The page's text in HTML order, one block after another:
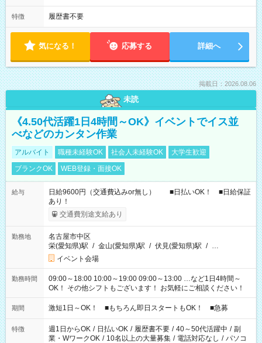
特徴 履歴書不要
気になる！ 応募する 詳細へ
掲載日：2026.08.06
未読
《4.50代活躍1日4時間～OK》イベントでイス並
べなどのカンタン作業
アルバイト 職種未経験OK 社会人未経験OK
大学生歓迎
ブランクOK
WEB登録・面接OK
給与
日給9600円（交通費込みor無し） ■日払いOK！ ■日給保証
あり！
交通費別途支給あり
勤務地
名古屋市中区
栄(愛知県)駅 / 金山(愛知県)駅 / 伏見(愛知県)駅 / …
イベント会場
勤務時間
09:00～18:00 10:00～19:00 09:00～13:00 …など1日4時間～
OK！ その他シフトもございます！ お気軽にご相談ください！
期間 激短1日～OK！ ■もちろん即日スタートもOK！ ■急募
特徴 週1日からOK / 日払いOK / 履歴書不要 / 40～50代活躍中 / 副
業・WワークOK / 10名以上の大量募集 / 電話対応なし / パソコ